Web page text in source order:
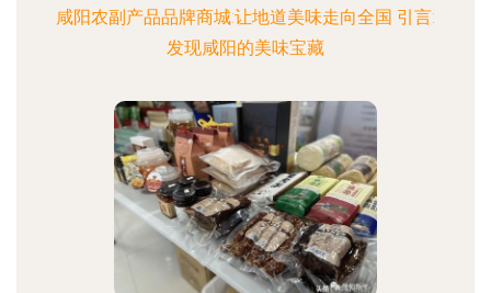
咸阳农副产品品牌商城:让地道美味走向全国 引言:
发现咸阳的美味宝藏